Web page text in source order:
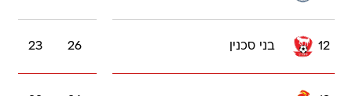
12 בני סכנין 26
23